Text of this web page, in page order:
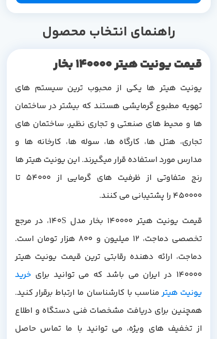
راهنمای انتخاب محصول
قیمت یونیت هیتر 140000 بخار
یونیت هیتر ها یکی از محبوب ترین سیستم های
تهویه مطبوع گرمایشی هستند که بیشتر در ساختمان
ها و محیط های صنعتی و تجاری نظیر، ساختمان های
تجاری، هتل ها، کارگاه ها، سوله ها، کارخانه ها و
مدارس مورد استفاده قرار میگیرند. این یونیت هیتر ها
رنج متفاوتی از ظرفیت های گرمایی از 54000 تا
450000 را پشتیبانی می کنند.
قیمت یونیت هیتر 140000 بخار مدل 140S، در مرجع
تخصصی دماجت، 12 میلیون و 800 هزار تومان است.
دماجت، ارائه دهنده رقابتی ترین قیمت یونیت هیتر
140000 در ایران می باشد که می توانید برای
خرید
یونیت هیترمناسب با کارشناسان ما ارتباط برقرار کنید.
همچنین برای دریافت مشخصات فنی دستگاه و اطلاع
از تخفیف های ویژه، می توانید با ما تماس حاصل